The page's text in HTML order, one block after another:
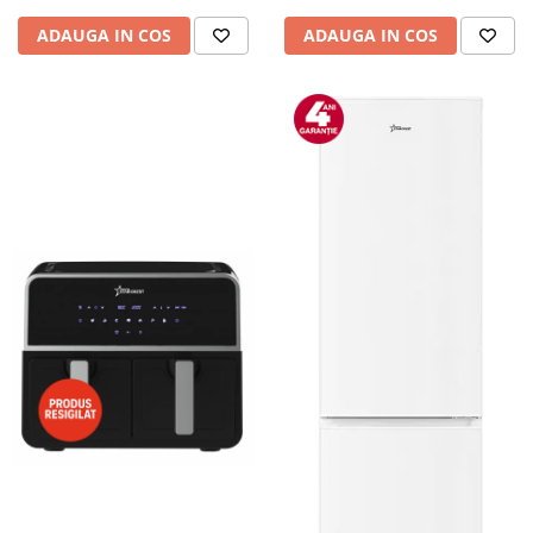
Camere auto
Baterii
Console & Jocuri
Accesorii console & PC
Birouri gaming
Console Hardware
Ochelari VR Gaming
Scaune gaming
Console Jocuri
ADAUGA IN COS ADAUGA IN COS